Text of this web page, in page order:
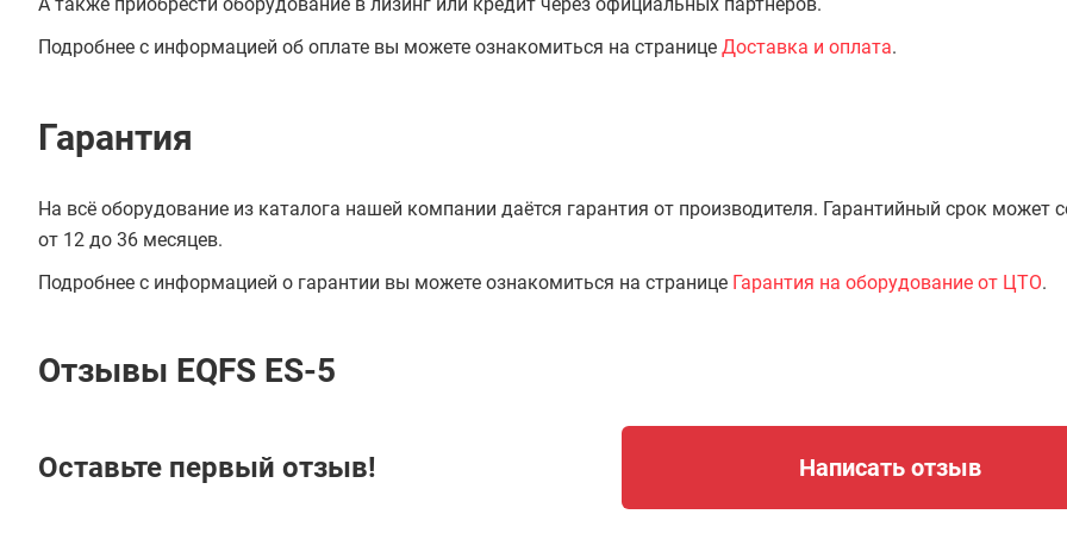
Подробнее с информацией об оплате вы можете ознакомиться на странице Доставка и оплата.
Гарантия
На всё оборудование из каталога нашей компании даётся гарантия от производителя. Гарантийный срок может
от 12 до 36 месяцев.
Подробнее с информацией о гарантии вы можете ознакомиться на странице Гарантия на оборудование от ЦТО.
Отзывы EQFS ES-5
Оставьте первый отзыв! Написать отзыв